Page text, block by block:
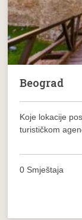
Beograd
Koje lokacije
turističkom
0 Smještaja